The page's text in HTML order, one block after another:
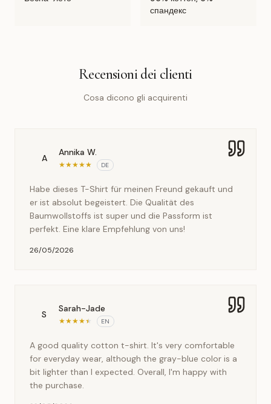
спандекс
Recensioni dei clienti
Cosa dicono gli acquirenti
A
Annika W.
★★★★★ DE
Habe dieses T-Shirt für meinen Freund gekauft und
er ist absolut begeistert. Die Qualität des
Baumwollstoffs ist super und die Passform ist
perfekt. Eine klare Empfehlung von uns!
26/05/2026
S
Sarah-Jade
★★★★★ EN
A good quality cotton t-shirt. It's very comfortable
for everyday wear, although the gray-blue color is a
bit lighter than I expected. Overall, I'm happy with
the purchase.